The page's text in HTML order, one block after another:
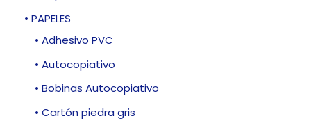
• PAPELES
• Adhesivo PVC
• Autocopiativo
• Bobinas Autocopiativo
• Cartón piedra gris